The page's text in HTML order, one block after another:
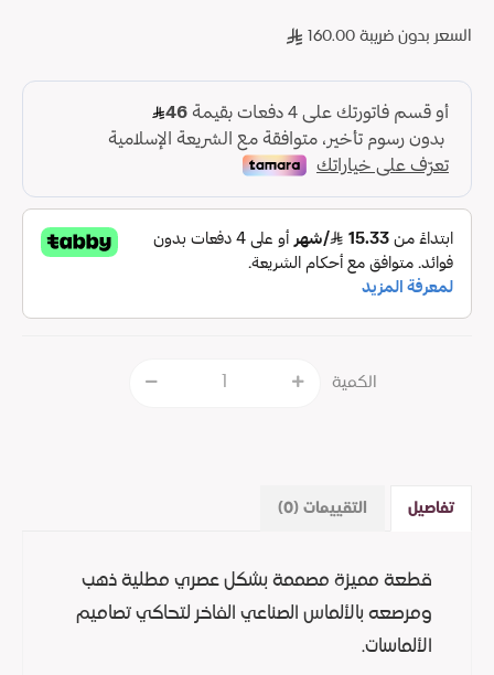
السعر بدون ضريبة 160.00
الكمية
تفاصيل التقييمات (0)
قطعة مميزة مصممة بشكل عصري مطلية ذهب
ومرصعه بالألماس الصناعي الفاخر لتحاكي تصاميم
الألماسات.